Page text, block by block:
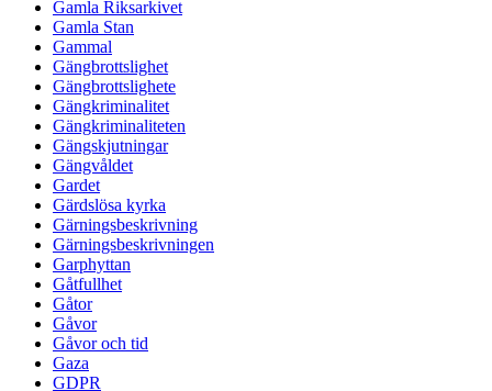
Gamla Riksarkivet
Gamla Stan
Gammal
Gängbrottslighet
Gängbrottslighete
Gängkriminalitet
Gängkriminaliteten
Gängskjutningar
Gängvåldet
Gardet
Gärdslösa kyrka
Gärningsbeskrivning
Gärningsbeskrivningen
Garphyttan
Gåtfullhet
Gåtor
Gåvor
Gåvor och tid
Gaza
GDPR